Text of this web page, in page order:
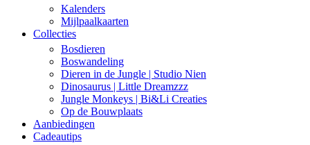
Kalenders
Mijlpaalkaarten
Collecties
Bosdieren
Boswandeling
Dieren in de Jungle | Studio Nien
Dinosaurus | Little Dreamzzz
Jungle Monkeys | Bi&Li Creaties
Op de Bouwplaats
Aanbiedingen
Cadeautips